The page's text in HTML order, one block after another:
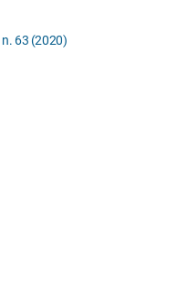
n. 63 (2020)